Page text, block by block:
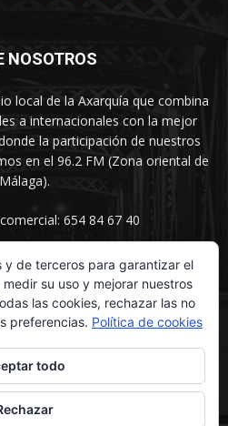
NOSOTROS
local de la Axarquía que combina
a internacionales con la mejor
la participación de nuestros
en el 96.2 FM (Zona oriental de
Málaga).
654 84 67 40
y de terceros para garantizar el
su uso y mejorar nuestros
las cookies, rechazar las no
preferencias. Política de cookies
todo